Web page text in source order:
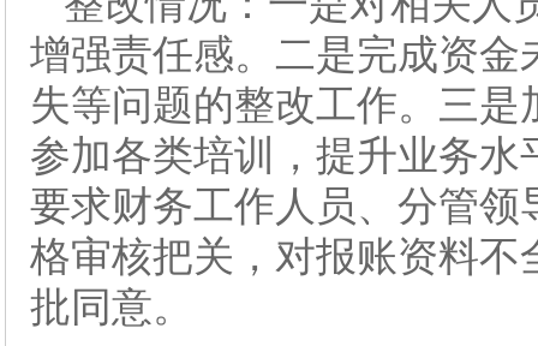
增强责任感。二是完成资
失等问题的整改工作。三
参加各类培训，提升业务
要求财务工作人员、分管
格审核把关，对报账资料
批同意。